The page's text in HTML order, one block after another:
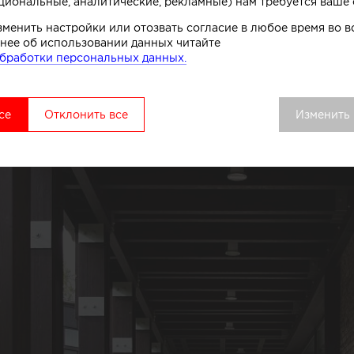
настройки или отозвать согласие в любое время во
об использовании данных читайте
персональных данных.
Отклонить все Изменить